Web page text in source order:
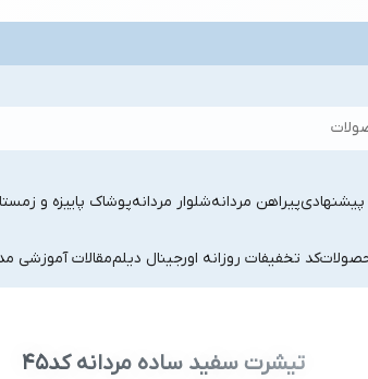
پیراهن مردانهشلوار مردانهپوشاک پاییزه و
کد تخفیفات روزانه اورجینال دیلممقالات آموزشی
تیشرت سفید ساده مردانه کد45